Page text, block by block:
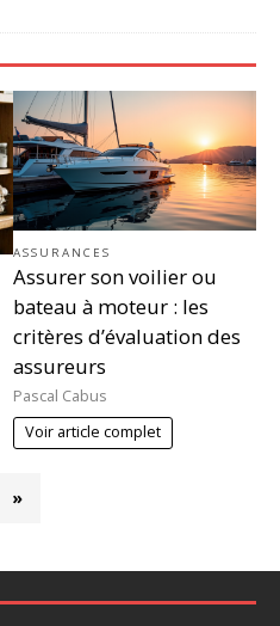
ASSURANCES
Assurer son voilier ou
bateau à moteur : les
critères d’évaluation des
assureurs
Pascal Cabus
Voir article complet
»